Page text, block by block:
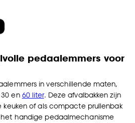
pedaalemmers voor
in verschillende maten,
en 60 liter. Deze afvalbakken zijn
keuken of als compacte prullenbak
het handige pedaalmechanisme